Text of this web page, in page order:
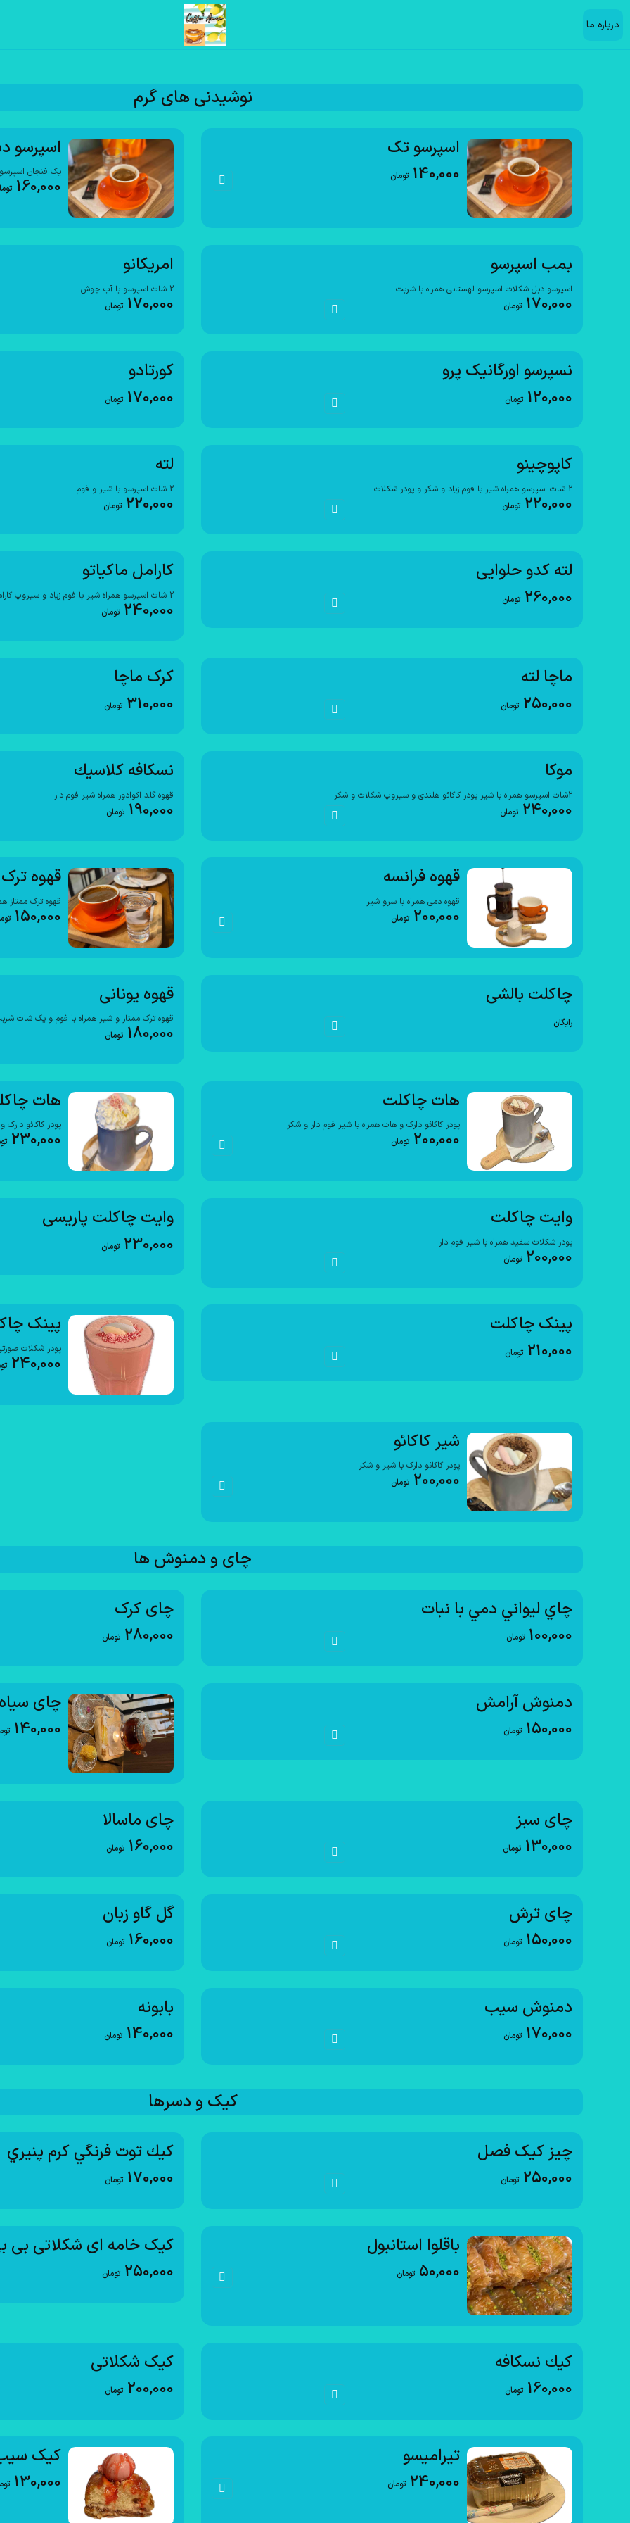
درباره ما
نوشیدنی های گرم
اسپرسو تک
140,000 تومان
اسپرسو
یک فنجان
160,000
بمب اسپرسو
اسپرسو دبل شکلات اسپرسو لهستانی همراه با شربت
170,000 تومان
امریکانو
2 شات اسپرسو با آب جوش
170,000 تومان
نسپرسو اورگانیک پرو
120,000 تومان
كورتادو
170,000 تومان
کاپوچینو
2 شات اسپرسو همراه شیر با فوم زیاد و شکر و پودر شکلات
220,000 تومان
لته
2 شات اسپرسو با شیر و فوم
220,000 تومان
لته کدو حلوایی
260,000 تومان
کارامل ماکیاتو
2 شات اسپرسو همراه شیر با فوم زیاد و سیروپ کارامل
240,000 تومان
ماچا لته
250,000 تومان
کرک ماچا
310,000 تومان
موکا
2شات اسپرسو همراه با شیر پودر کاکائو هلندی و سیروپ شکلات و شکر
240,000 تومان
نسكافه كلاسيك
قهوه گلد اکوادور همراه شیر فوم دار
190,000 تومان
قهوه فرانسه
قهوه دمی همراه با سرو شیر
200,000 تومان
قهوه ترک
قهوه ترک ممتاز
150,000
چاکلت بالشی
رایگان
قهوه یونانی
قهوه ترک ممتاز و شیر همراه با فوم و یک شات
180,000 تومان
هات چاکلت
پودر کاکائو دارک و هات همراه با شیر فوم دار و شکر
200,000 تومان
هات
پودر کاکائو
230,000
وایت چاکلت
پودر شکلات سفید همراه با شیر فوم دار
200,000 تومان
وایت چاکلت پاریسی
230,000 تومان
پینک چاکلت
210,000 تومان
پینک
پودر شکلات
240,000
شیر کاکائو
پودر کاکائو دارک با شیر و شکر
200,000 تومان
چای و دمنوش ها
چاي ليواني دمي با نبات
100,000 تومان
چای کرک
280,000 تومان
دمنوش آرامش
150,000 تومان
چای
140,000
چای سبز
130,000 تومان
چای ماسالا
160,000 تومان
چای ترش
150,000 تومان
گل گاو زبان
160,000 تومان
دمنوش سیب
170,000 تومان
بابونه
140,000 تومان
کیک و دسرها
چیز کیک فصل
250,000 تومان
كيك توت فرنگي كرم پنيري
170,000 تومان
باقلوا استانبول
50,000 تومان
کیک خامه ای شکلاتی بی
250,000 تومان
كيك نسكافه
160,000 تومان
کیک شکلاتی
200,000 تومان
تیرامیسو
240,000 تومان
کیک
130,000